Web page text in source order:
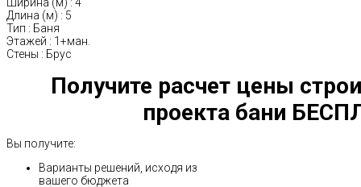
Длина (м) : 5
Тип : Баня
Этажей : 1+ман.
Стены : Брус
Получите расчет цены
проекта бани
Вы получите:
Варианты решений, исходя из
вашего бюджета